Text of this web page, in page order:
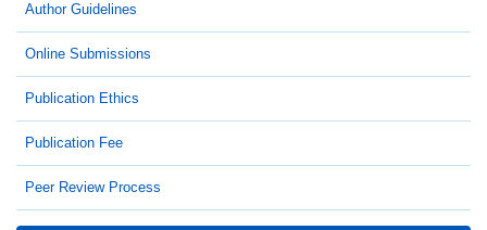
Author Guidelines
Online Submissions
Publication Ethics
Publication Fee
Peer Review Process